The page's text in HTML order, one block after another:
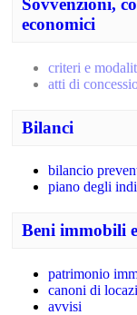
Sovvenzioni,
economici
criteri e
atti di
Bilanci
bilancio
piano degli
Beni immobili
patrimonio
canoni di
avvisi